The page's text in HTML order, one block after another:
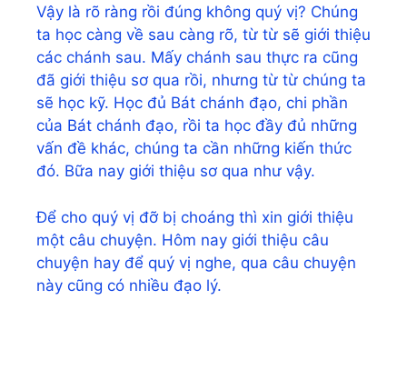
Vậy là rõ ràng rồi đúng không quý vị? Chúng
ta học càng về sau càng rõ, từ từ sẽ giới thiệu
các chánh sau. Mấy chánh sau thực ra cũng
đã giới thiệu sơ qua rồi, nhưng từ từ chúng ta
sẽ học kỹ. Học đủ Bát chánh đạo, chi phần
của Bát chánh đạo, rồi ta học đầy đủ những
vấn đề khác, chúng ta cần những kiến thức
đó. Bữa nay giới thiệu sơ qua như vậy.
Để cho quý vị đỡ bị choáng thì xin giới thiệu
một câu chuyện. Hôm nay giới thiệu câu
chuyện hay để quý vị nghe, qua câu chuyện
này cũng có nhiều đạo lý.